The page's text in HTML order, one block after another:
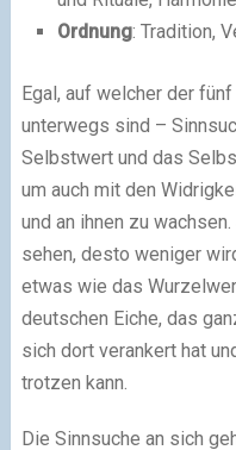
Ordnung: Tradition,
Egal, auf welcher der
unterwegs sind –
Selbstwert und das
um auch mit den
und an ihnen zu
sehen, desto weniger
etwas wie das
deutschen Eiche, das
sich dort verankert hat
trotzen kann.
Die Sinnsuche an sich